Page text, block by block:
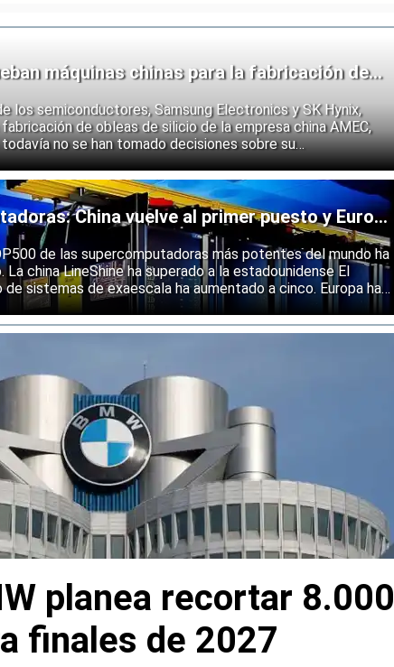
máquinas chinas para la fabricación de
los semiconductores, Samsung Electronics y SK Hynix,
de obleas de silicio de la empresa china AMEC,
no se han tomado decisiones sobre su
los fabricantes coreanos muestran que se están preparando
de las restricciones estadounidenses a la
China vuelve al primer puesto y Europa
de las supercomputadoras más potentes del mundo ha
china LineShine ha superado a la estadounidense El
sistemas de exaescala ha aumentado a cinco. Europa ha
regiones mundiales en computación de alto
planea recortar 8.000
finales de 2027